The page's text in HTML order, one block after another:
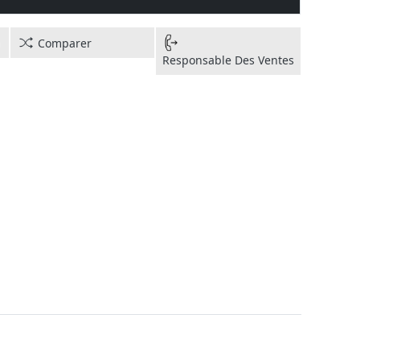
Comparer
Responsable Des Ventes